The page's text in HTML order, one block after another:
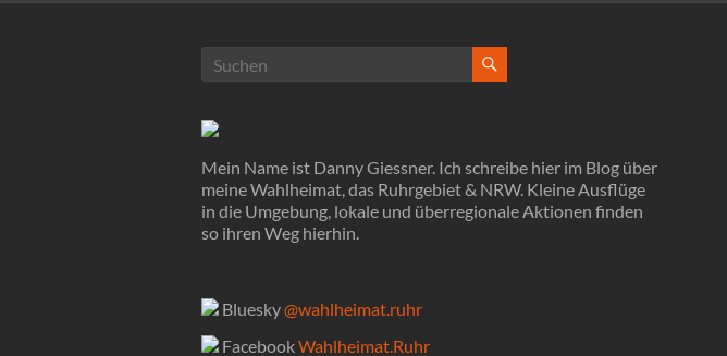
Mein Name ist Danny Giessner. Ich schreibe hier im Blog über
meine Wahlheimat, das Ruhrgebiet & NRW. Kleine Ausflüge
in die Umgebung, lokale und überregionale Aktionen finden
so ihren Weg hierhin.
Bluesky@wahlheimat.ruhr
FacebookWahlheimat.Ruhr